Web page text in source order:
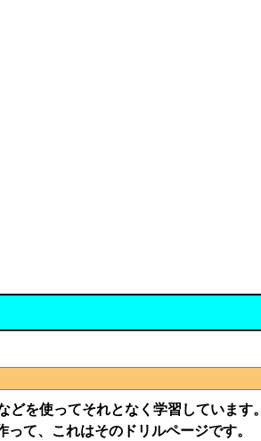
を使ってそれとなく学習しています。
て、これはそのドリルページです。